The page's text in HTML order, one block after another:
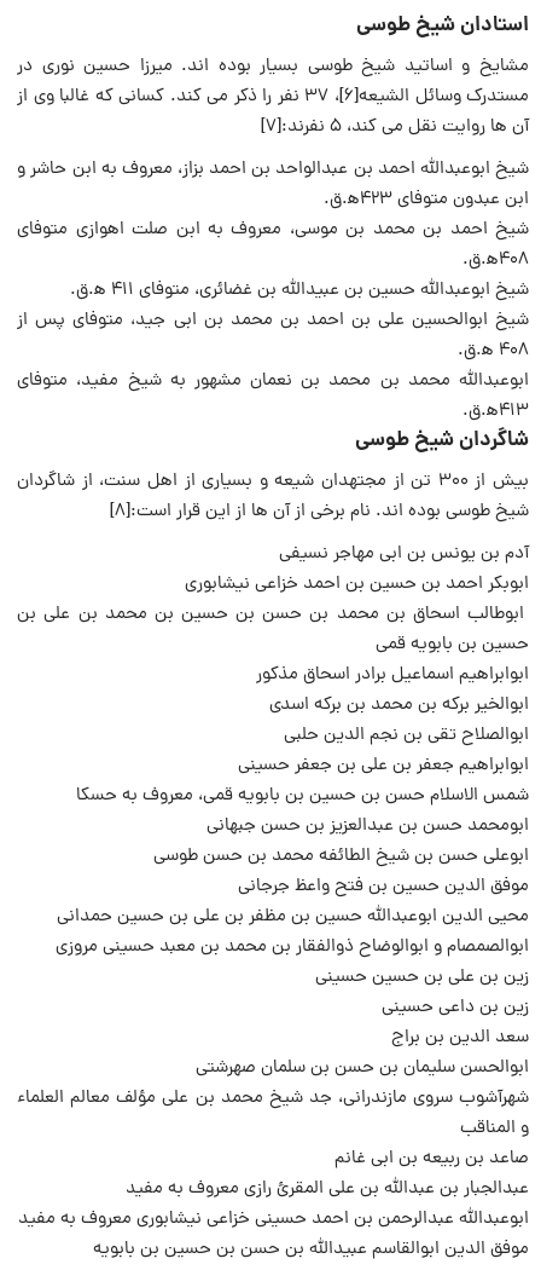
استادان شیخ طوسی
مشایخ و اساتید شیخ طوسی بسیار بوده اند. میرزا حسین نوری در
مستدرک وسائل الشیعه[6]، ۳۷ نفر را ذکر می کند. کسانی که غالبا وی از
آن ها روایت نقل می کند، ۵ نفرند:[7]
شیخ ابوعبدالله احمد بن عبدالواحد بن احمد بزاز، معروف به ابن حاشر و
ابن عبدون متوفای ۴۲۳ه‍.ق.
شیخ احمد بن محمد بن موسی، معروف به ابن صلت اهوازی متوفای
۴۰۸ه‍.ق.
شیخ ابوعبدالله حسین بن عبیدالله بن غضائری، متوفای ۴۱۱ ه‍.ق.
شیخ ابوالحسین علی بن احمد بن محمد بن ابی جید، متوفای پس از
۴۰۸ ه‍.ق.
ابوعبدالله محمد بن محمد بن نعمان مشهور به شیخ مفید، متوفای
۴۱۳ه‍.ق.
شاگردان شیخ طوسی
بیش از ۳۰۰ تن از مجتهدان شیعه و بسیاری از اهل سنت، از شاگردان
شیخ طوسی بوده اند. نام برخی از آن ها از این قرار است:[8]
آدم بن یونس بن ابی مهاجر نسیفی
ابوبکر احمد بن حسین بن احمد خزاعی نیشابوری
ابوطالب اسحاق بن محمد بن حسن بن حسین بن محمد بن علی بن
حسین بن بابویه قمی
ابوابراهیم اسماعیل برادر اسحاق مذکور
ابوالخیر برکه بن محمد بن برکه اسدی
ابوالصلاح تقی بن نجم الدین حلبی
ابوابراهیم جعفر بن علی بن جعفر حسینی
شمس الاسلام حسن بن حسین بن بابویه قمی، معروف به حسکا
ابومحمد حسن بن عبدالعزیز بن حسن جبهانی
ابوعلی حسن بن شیخ الطائفه محمد بن حسن طوسی
موفق الدین حسین بن فتح واعظ جرجانی
محیی الدین ابوعبدالله حسین بن مظفر بن علی بن حسین حمدانی
ابوالصمصام و ابوالوضاح ذوالفقار بن محمد بن معبد حسینی مروزی
زین بن علی بن حسین حسینی
زین بن داعی حسینی
سعد الدین بن براج
ابوالحسن سلیمان بن حسن بن سلمان صهرشتی
شهرآشوب سروی مازندرانی، جد شیخ محمد بن علی مؤلف معالم العلماء
و المناقب
صاعد بن ربیعه بن ابی غانم
عبدالجبار بن عبدالله بن علی المقرئ رازی معروف به مفید
ابوعبدالله عبدالرحمن بن احمد حسینی خزاعی نیشابوری معروف به مفید
موفق الدین ابوالقاسم عبیدالله بن حسن بن حسین بن بابویه